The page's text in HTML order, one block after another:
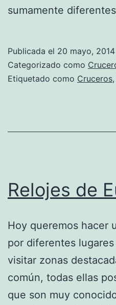
sumamente
Publicada el 20 mayo, 2014
Categorizado como
Etiquetado como Cruceros,
Relojes de
Hoy queremos hacer
por diferentes
visitar zonas
común, todas ellas
que son muy